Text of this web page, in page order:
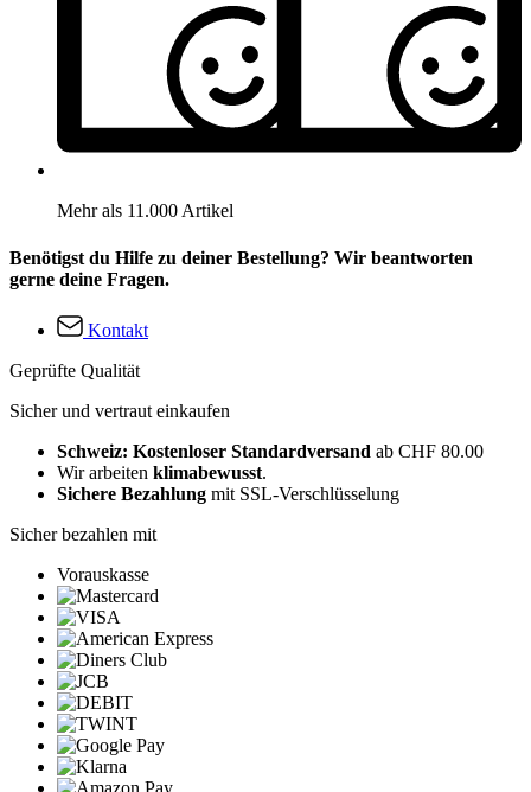
Mehr als 11.000 Artikel
Benötigst du Hilfe zu deiner Bestellung? Wir beantworten
gerne deine Fragen.
Kontakt
Geprüfte Qualität
Sicher und vertraut einkaufen
Schweiz: Kostenloser Standardversand ab CHF 80.00
Wir arbeiten klimabewusst.
Sichere Bezahlung mit SSL-Verschlüsselung
Sicher bezahlen mit
Vorauskasse